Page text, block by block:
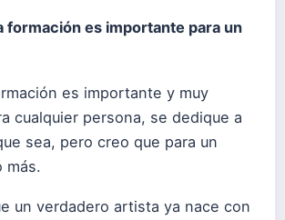
formación es importante para un
es importante y muy
cualquier persona, se dedique a
sea, pero creo que para un
más.
un verdadero artista ya nace con